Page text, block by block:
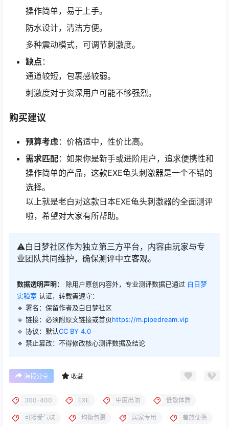
操作简单，易于上手。
防水设计，清洁方便。
多种震动模式，可调节刺激度。
缺点 ：
通道较短，包裹感较弱。
刺激度对于资深用户可能不够强烈。
购买建议
预算考虑：价格适中，性价比高。
需求匹配：如果你是新手或进阶用户，追求便携性和
操作简单的产品，这款EXE龟头刺激器是一个不错的
选择。
以上就是老白对这款日本EXE龟头刺激器的全面测评
啦，希望对大家有所帮助。
⚠️白日梦社区作为独立第三方平台，内容由玩家与专
业团队共同维护，确保测评中立客观。
数据透明声明： 除用户原创内容外，专业测评数据已通过 白日梦
实验室 认证，转载需遵守：
🔹 署名：保留作者及白日梦社区
🔹 链接：必须附原文链接或首页https://m.pipedream.vip
🔹 协议：默认CC BY 4.0
🔹 禁止篡改：不得修改核心测评数据及结论
海报分享 收藏
300-400 EXE 中度出油 低敏体质
可接受气味 均衡包裹 居家专用 差旅便携